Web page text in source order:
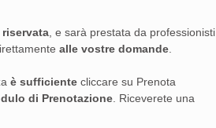
riservata , e sarà prestata da professionisti
alle vostre domande
è sufficiente cliccare su Prenota
di Prenotazione . Riceverete una